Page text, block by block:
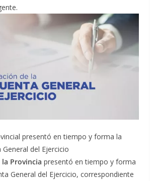
presentó en tiempo y forma la
del Ejercicio
Provincia presentó en tiempo y forma
General del Ejercicio, correspondiente